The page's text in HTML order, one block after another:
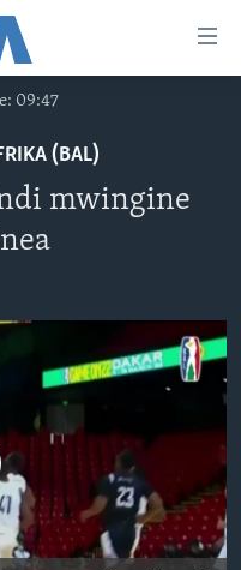
09:47
(BAL)
mwingine
available